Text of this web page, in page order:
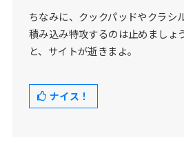
ちなみに、クックパッドやクラシ
積み込み特攻するのは止めましょ
と、サイトが逝きまよ。
ナイス！